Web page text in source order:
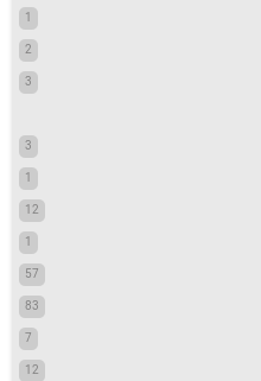
1
2
3
3
1
12
1
57
83
7
12